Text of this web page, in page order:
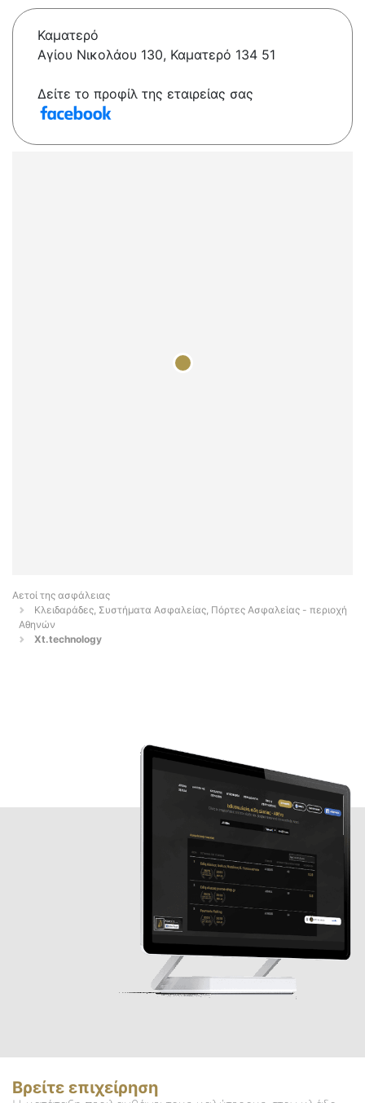
Καματερό
Αγίου Νικολάου 130, Καματερό 134 51
Δείτε το προφίλ της εταιρείας σας
Αετοί της ασφάλειας
Κλειδαράδες, Συστήματα Ασφαλείας, Πόρτες Ασφαλείας - περιοχή
Αθηνών
Xt.technology
Βρείτε επιχείρηση